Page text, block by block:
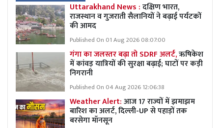
Uttarakhand News :दक्षिण भारत,
राजस्थान व गुजराती सैलानियों ने बढ़ाई पर्यटकों
की आमद
Published On 01 Aug 2026 08:07:00
गंगा का जलस्तर बढ़ा तो SDRF अलर्ट,ऋषिकेश
में कांवड़ यात्रियों की सुरक्षा बढ़ाई; घाटों पर कड़ी
निगरानी
Published On 04 Aug 2026 12:06:38
Weather Alert:आज 17 राज्यों में झमाझम
बारिश का अलर्ट, दिल्ली-UP से पहाड़ों तक
बरसेगा मॉनसून